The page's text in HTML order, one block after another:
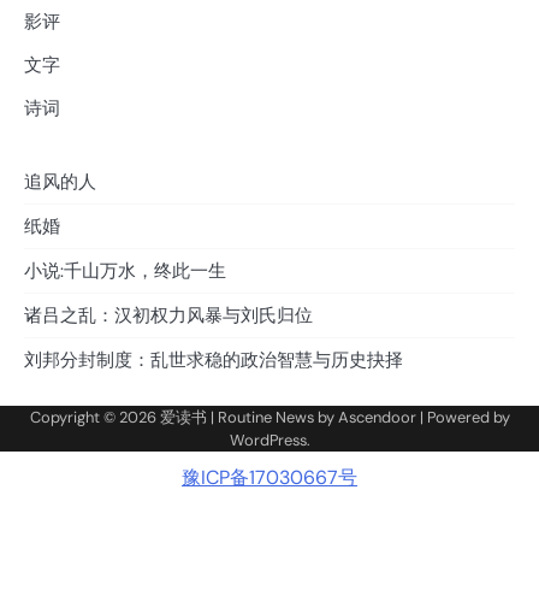
影评
文字
诗词
追风的人
纸婚
小说:千山万水，终此一生
诸吕之乱：汉初权力风暴与刘氏归位
刘邦分封制度：乱世求稳的政治智慧与历史抉择
Copyright © 2026爱读书 | Routine News byAscendoor| Powered by
WordPress.
豫ICP备17030667号